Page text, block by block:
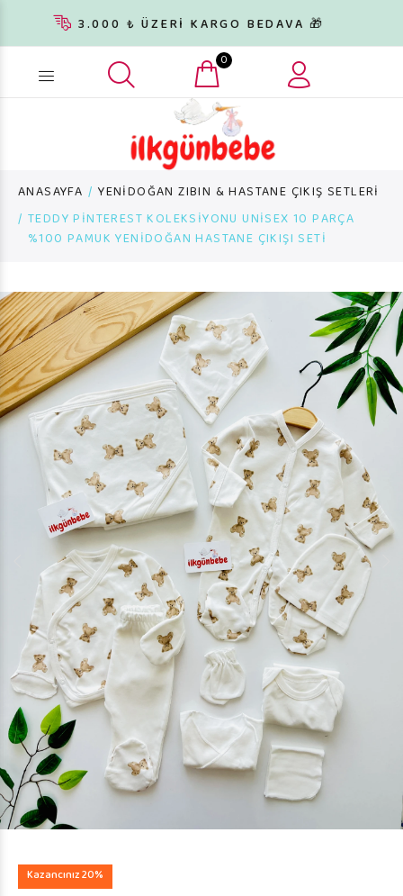
3.000 ₺ ÜZERİ KARGO BEDAVA 🎁
Ürün arama... 0
ANASAYFA
YENİDOĞAN ZIBIN & HASTANE ÇIKIŞ SETLERİ
TEDDY PİNTEREST KOLEKSİYONU UNİSEX 10 PARÇA
%100 PAMUK YENİDOĞAN HASTANE ÇIKIŞI SETİ
Kazancınız 20%